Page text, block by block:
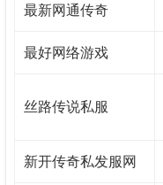
最新网通传奇
最好网络游戏
丝路传说私服
新开传奇私发服网